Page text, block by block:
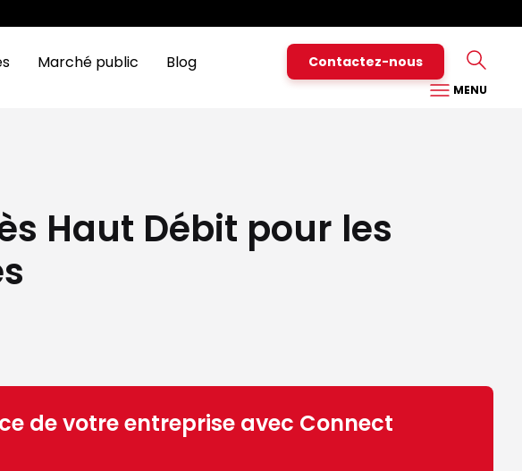
Marché public Blog Contactez-nous
MENU
Haut Débit pour les
de votre entreprise avec Connect